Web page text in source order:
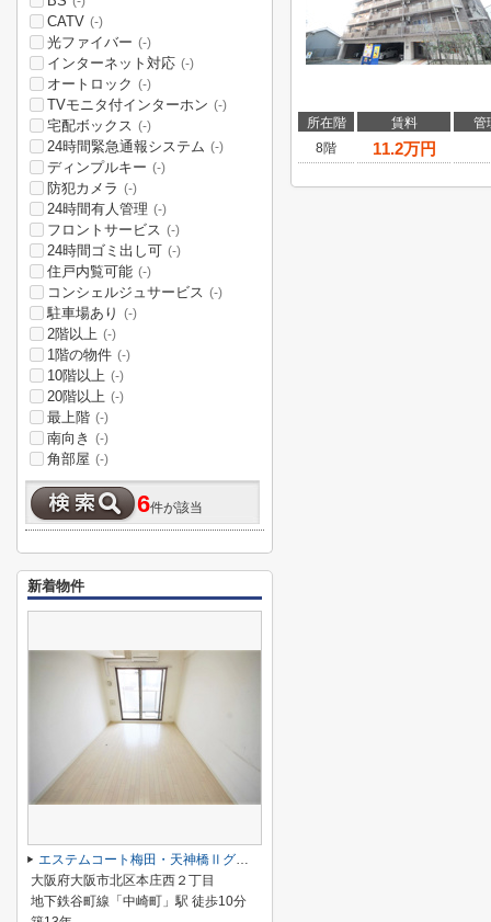
所在階 賃料
管
8階
11.2万円
CATV (-)
光ファイバー (-)
インターネット対応 (-)
オートロック (-)
TVモニタ付インターホン (-)
宅配ボックス (-)
24時間緊急通報システム (-)
ディンプルキー (-)
防犯カメラ (-)
24時間有人管理 (-)
フロントサービス (-)
24時間ゴミ出し可 (-)
住戸内覧可能 (-)
コンシェルジュサービス (-)
駐車場あり (-)
2階以上 (-)
1階の物件 (-)
10階以上 (-)
20階以上 (-)
最上階 (-)
南向き (-)
角部屋 (-)
6件が該当
新着物件
エステムコート梅田・天神橋Ⅱグラシオ
大阪府大阪市北区本庄西２丁目
地下鉄谷町線「中崎町」駅 徒歩10分